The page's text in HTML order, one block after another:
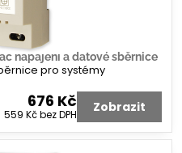
napájení a datové sběrnice
pro systémy
676 Kč
559 Kčbez DPH Zobrazit